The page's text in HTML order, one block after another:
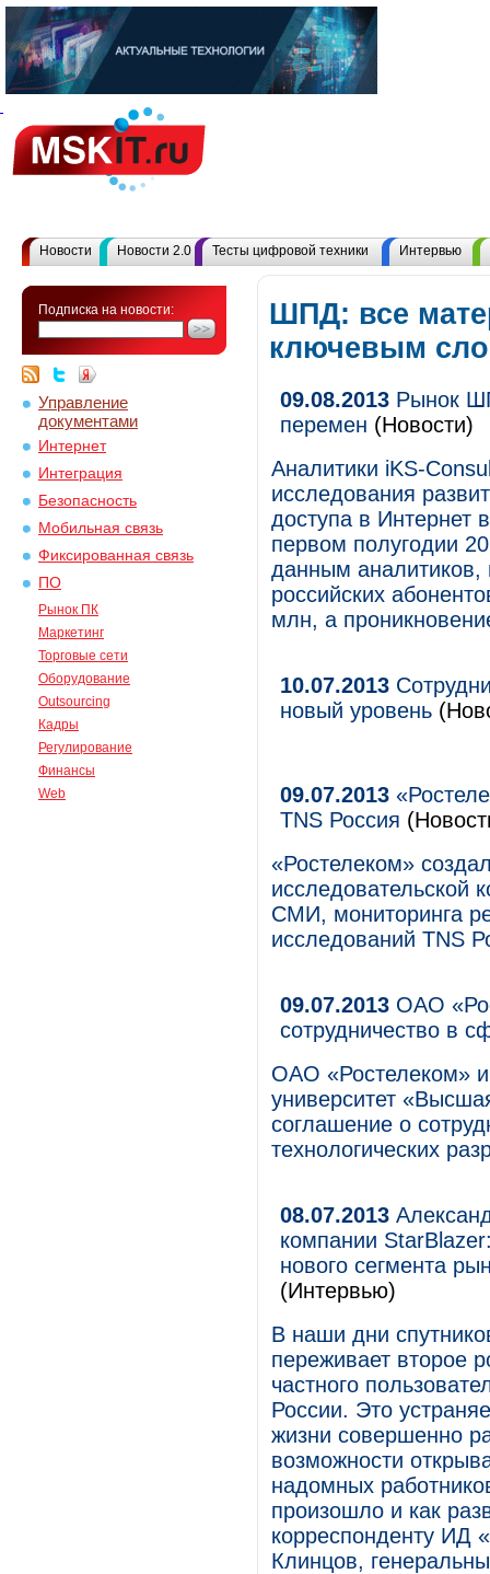
Новости Новости 2.0 Тесты цифровой техники Интервью
Подписка на новости:
Управление
документами
Интернет
Интеграция
Безопасность
Мобильная связь
Фиксированная связь
ПО
Рынок ПК
Маркетинг
Торговые сети
Оборудование
Outsourcing
Кадры
Регулирование
Финансы
Web
ШПД: все
ключевым
09.08.2013 Рынок
перемен (Новости)
Аналитики iKS-
исследования
доступа в Интернет
первом полугодии
данным аналитиков,
российских
млн, а
10.07.2013
новый уровень
09.07.2013
TNS Россия
«Ростелеком»
исследовательской
СМИ, мониторинга
исследований TNS
09.07.2013 ОАО
сотрудничество в
ОАО «Ростелеком»
университет
соглашение о
технологических
08.07.2013
компании
нового сегмента
(Интервью)
В наши дни
переживает второе
частного
России. Это
жизни совершенно
возможности
надомных
произошло и как
корреспонденту ИД
Клинцов,